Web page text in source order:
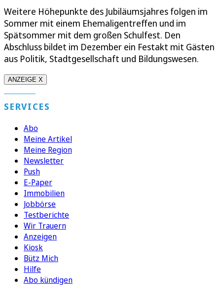
Weitere Höhepunkte des Jubiläumsjahres folgen im
Sommer mit einem Ehemaligentreffen und im
Spätsommer mit dem großen Schulfest. Den
Abschluss bildet im Dezember ein Festakt mit Gästen
aus Politik, Stadtgesellschaft und Bildungswesen.
ANZEIGE X
SERVICES
Abo
Meine Artikel
Meine Region
Newsletter
Push
E-Paper
Immobilien
Jobbörse
Testberichte
Wir Trauern
Anzeigen
Kiosk
Bütz Mich
Hilfe
Abo kündigen